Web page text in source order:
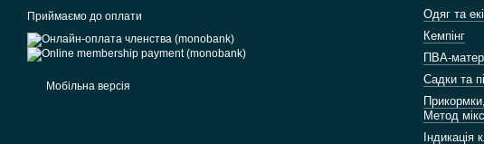
Приймаємо до оплати
Мобільна версія
Одяг та
Кемпінг
ПВА-
Садки та
Метод
Індикація